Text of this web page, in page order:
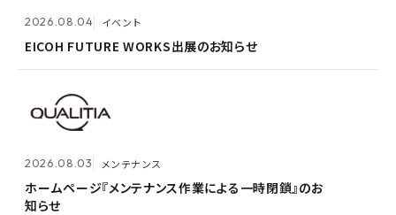
2026.08.04 イベント
EICOH FUTURE WORKS出展のお知らせ
2026.08.03 メンテナンス
ホームページ『メンテナンス作業による一時閉鎖』のお
知らせ
クオリティアユーザー会『&NEXT』を9月4日に初開
催 〜リアルな交流を通じて、経営理念「つなげる・つな
がる想いを未来へつなぐ」を体現〜
Active! gate SS、SaaS型メール誤送信防止市場でシ
ェア1位を3年連続獲得
2026.08.03 メンテナンス
ホームページ『メンテナンス作業による一時閉鎖』のお
2026.05.14 メンテナンス
ホームページ『メンテナンス作業による一時閉鎖』のお